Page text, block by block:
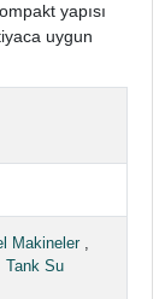
yapısı
uygun
Makineler,
Tank Su